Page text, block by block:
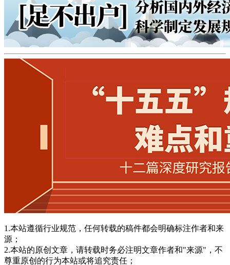
1.本站遵循行业规范，任何转载的稿件都会明确标注作者和来
源；
2.本站的原创文章，请转载时务必注明文章作者和"来源"，不
尊重原创的行为本站或将追究责任；